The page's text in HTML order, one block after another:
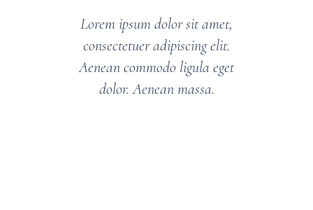
Lorem ipsum dolor sit amet,
consectetuer adipiscing elit.
Aenean commodo ligula eget
dolor. Aenean massa.